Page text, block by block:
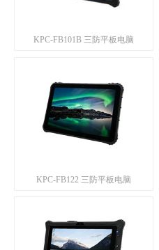
KPC-FB101B 三防平板电脑
KPC-FB122 三防平板电脑